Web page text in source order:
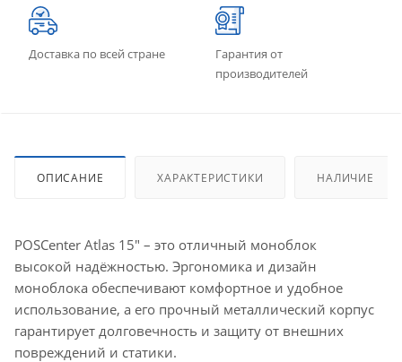
Доставка по всей стране
Гарантия от
производителей
ОПИСАНИЕ ХАРАКТЕРИСТИКИ НАЛИЧИЕ
POSСenter Atlas 15" – это отличный моноблок
высокой надёжностью. Эргономика и дизайн
моноблока обеспечивают комфортное и удобное
использование, а его прочный металлический корпус
гарантирует долговечность и защиту от внешних
повреждений и статики.